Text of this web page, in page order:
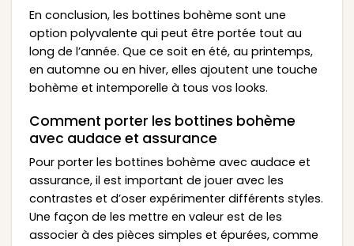
En conclusion, les bottines bohème sont une
option polyvalente qui peut être portée tout au
long de l’année. Que ce soit en été, au printemps,
en automne ou en hiver, elles ajoutent une touche
bohème et intemporelle à tous vos looks.
Comment porter les bottines bohème
avec audace et assurance
Pour porter les bottines bohème avec audace et
assurance, il est important de jouer avec les
contrastes et d’oser expérimenter différents styles.
Une façon de les mettre en valeur est de les
associer à des pièces simples et épurées, comme